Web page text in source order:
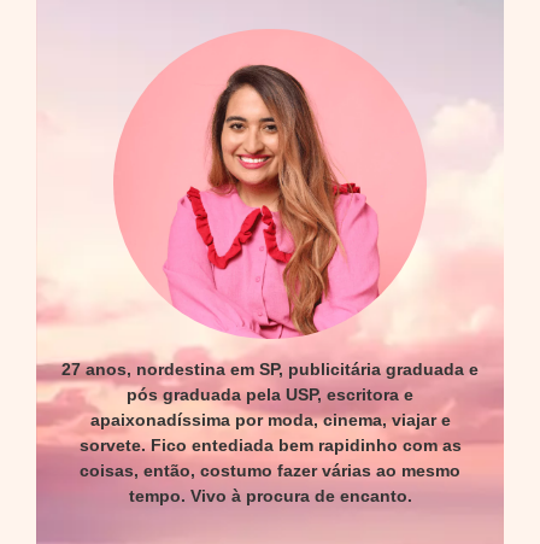
27 anos, nordestina em SP, publicitária graduada e
pós graduada pela USP, escritora e
apaixonadíssima por moda, cinema, viajar e
sorvete. Fico entediada bem rapidinho com as
coisas, então, costumo fazer várias ao mesmo
tempo. Vivo à procura de encanto.